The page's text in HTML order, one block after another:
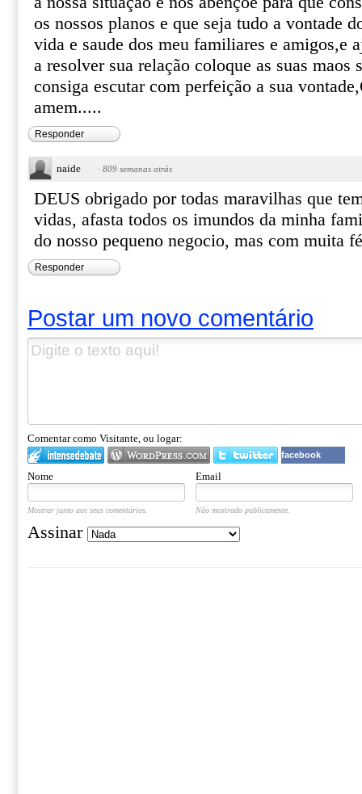
os nossos planos e que seja tudo a vontade
vida e saude dos meu familiares e amigos,e
a resolver sua relação coloque as suas maos
consiga escutar com perfeição a sua
amem.....
Responder
naide · 809 semanas atrás
DEUS obrigado por todas maravilhas que
vidas, afasta todos os imundos da minha
do nosso pequeno negocio, mas com muita
Responder
Postar um novo comentário
Comentar como Visitante, ou logar:
facebook
Nome Email
Mostrar junto aos seus comentários. Não mostrado publicamente.
Assinar